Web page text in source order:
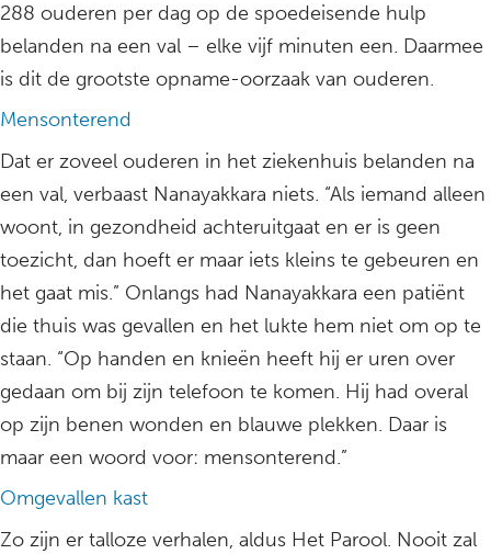
288 ouderen per dag op de spoedeisende hulp
belanden na een val – elke vijf minuten een. Daarmee
is dit de grootste opname-oorzaak van ouderen.
Mensonterend
Dat er zoveel ouderen in het ziekenhuis belanden na
een val, verbaast Nanayakkara niets. “Als iemand alleen
woont, in gezondheid achteruitgaat en er is geen
toezicht, dan hoeft er maar iets kleins te gebeuren en
het gaat mis.” Onlangs had Nanayakkara een patiënt
die thuis was gevallen en het lukte hem niet om op te
staan. “Op handen en knieën heeft hij er uren over
gedaan om bij zijn telefoon te komen. Hij had overal
op zijn benen wonden en blauwe plekken. Daar is
maar een woord voor: mensonterend.”
Omgevallen kast
Zo zijn er talloze verhalen, aldus Het Parool. Nooit zal